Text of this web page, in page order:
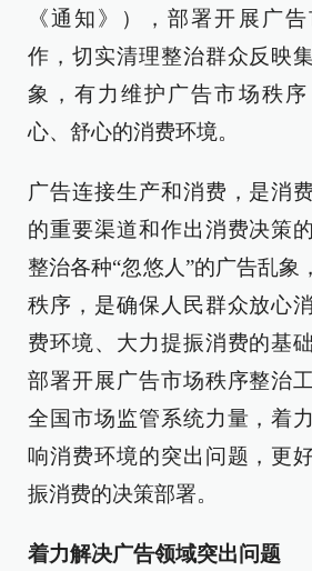
《通知》），部署开展广
作，切实清理整治群众反映
象，有力维护广告市场秩
心、舒心的消费环境。
广告连接生产和消费，是消
的重要渠道和作出消费决策
整治各种“忽悠人”的广告乱象
秩序，是确保人民群众放心
费环境、大力提振消费的基
部署开展广告市场秩序整治
全国市场监管系统力量，着
响消费环境的突出问题，更
振消费的决策部署。
着力解决广告领域突出问题